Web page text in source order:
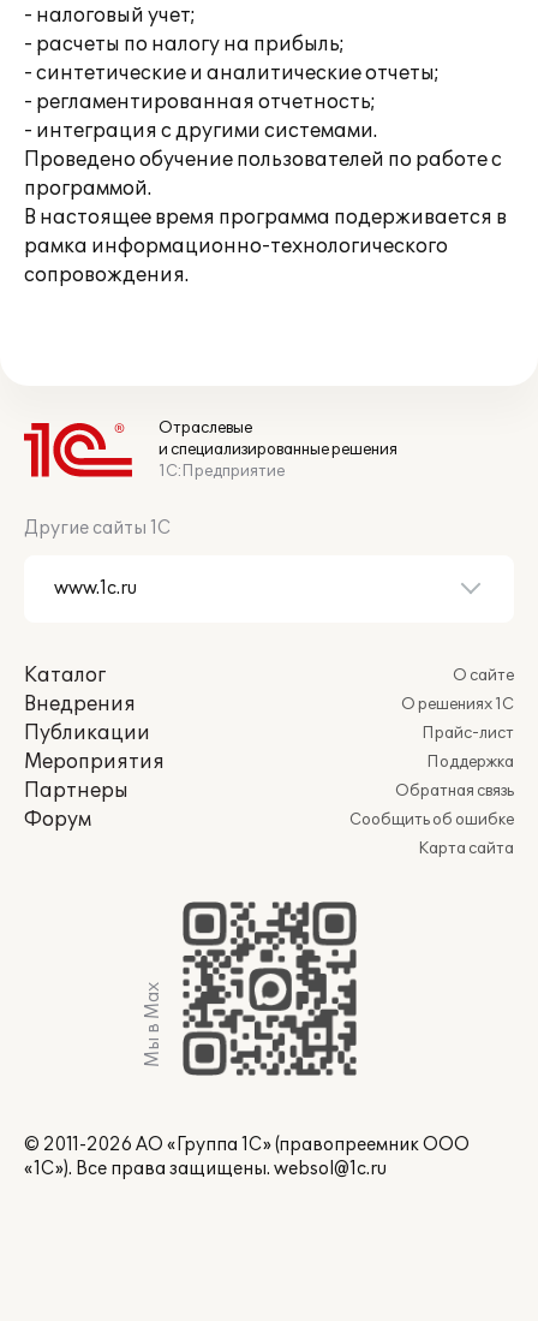
- налоговый учет;
- расчеты по налогу на прибыль;
- синтетические и аналитические отчеты;
- регламентированная отчетность;
- интеграция с другими системами.
Проведено обучение пользователей по работе с
программой.
В настоящее время программа подерживается в
рамка информационно-технологического
сопровождения.
Отраслевые
и специализированные решения
1С:Предприятие
Другие сайты 1С
Каталог
Внедрения
Публикации
Мероприятия
Партнеры
Форум
О сайте
О решениях 1С
Прайс-лист
Поддержка
Обратная связь
Сообщить об ошибке
Карта сайта
Мы в Max
© 2011-2026 АО «Группа 1С» (правопреемник ООО
«1С»). Все права защищены. websol@1c.ru